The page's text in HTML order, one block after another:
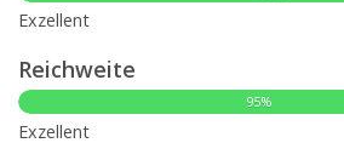
Exzellent
Reichweite
95%
Exzellent